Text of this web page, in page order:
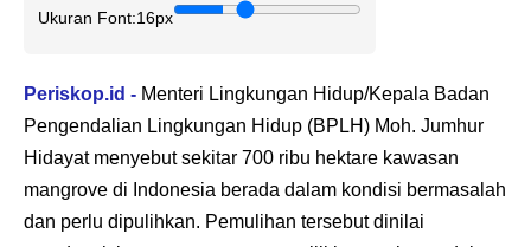
Ukuran Font:16px
Periskop.id - Menteri Lingkungan Hidup/Kepala Badan
Pengendalian Lingkungan Hidup (BPLH) Moh. Jumhur
Hidayat menyebut sekitar 700 ribu hektare kawasan
mangrove di Indonesia berada dalam kondisi bermasalah
dan perlu dipulihkan. Pemulihan tersebut dinilai